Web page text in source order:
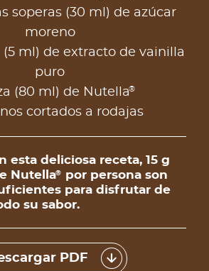
soperas (30 ml) de azúcar
moreno
(5 ml) de extracto de vainilla
puro
(80 ml) de Nutella®
cortados a rodajas
esta deliciosa receta, 15 g
Nutella®
por persona son
para disfrutar de
su sabor.
PDF